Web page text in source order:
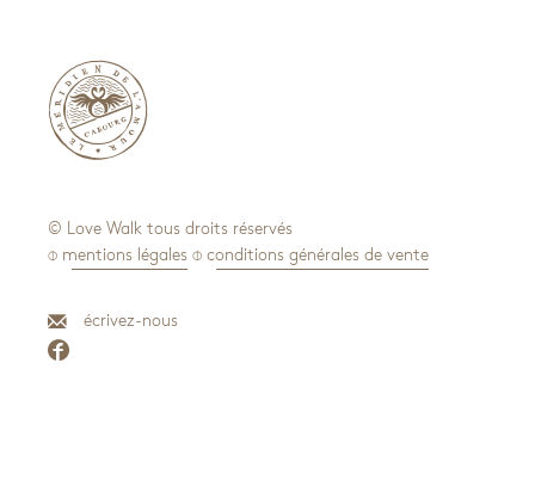

© Love Walk tous droits réservés
⌽ mentions légales ⌽ conditions générales de vente
écrivez-nous